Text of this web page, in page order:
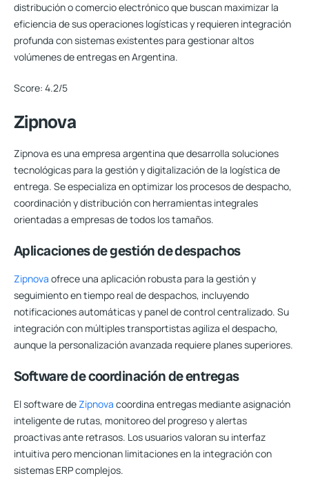
distribución o comercio electrónico que buscan maximizar la
eficiencia de sus operaciones logísticas y requieren integración
profunda con sistemas existentes para gestionar altos
volúmenes de entregas en Argentina.
Score: 4.2/5
Zipnova
Zipnova es una empresa argentina que desarrolla soluciones
tecnológicas para la gestión y digitalización de la logística de
entrega. Se especializa en optimizar los procesos de despacho,
coordinación y distribución con herramientas integrales
orientadas a empresas de todos los tamaños.
Aplicaciones de gestión de despachos
Zipnova ofrece una aplicación robusta para la gestión y
seguimiento en tiempo real de despachos, incluyendo
notificaciones automáticas y panel de control centralizado. Su
integración con múltiples transportistas agiliza el despacho,
aunque la personalización avanzada requiere planes superiores.
Software de coordinación de entregas
El software deZipnova coordina entregas mediante asignación
inteligente de rutas, monitoreo del progreso y alertas
proactivas ante retrasos. Los usuarios valoran su interfaz
intuitiva pero mencionan limitaciones en la integración con
sistemas ERP complejos.